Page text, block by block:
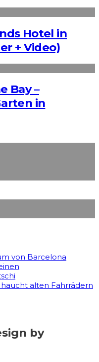
Hotel in
+ Video)
Bay –
in
von Barcelona
alten Fahrrädern
by